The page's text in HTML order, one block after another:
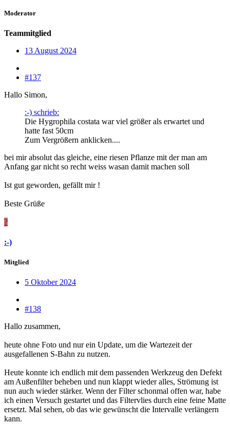
Moderator
Teammitglied
13 August 2024
#137
Hallo Simon,
:-) schrieb:
Die Hygrophila costata war viel größer als erwartet und
hatte fast 50cm
Zum Vergrößern anklicken....
bei mir absolut das gleiche, eine riesen Pflanze mit der man am
Anfang gar nicht so recht weiss wasan damit machen soll
Ist gut geworden, gefällt mir !
Beste Grüße
?
:-)
Mitglied
5 Oktober 2024
#138
Hallo zusammen,
heute ohne Foto und nur ein Update, um die Wartezeit der
ausgefallenen S-Bahn zu nutzen.
Heute konnte ich endlich mit dem passenden Werkzeug den Defekt
am Außenfilter beheben und nun klappt wieder alles, Strömung ist
nun auch wieder stärker. Wenn der Filter schonmal offen war, habe
ich einen Versuch gestartet und das Filtervlies durch eine feine Matte
ersetzt. Mal sehen, ob das wie gewünscht die Intervalle verlängern
kann.